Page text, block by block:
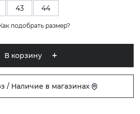
43 44
подобрать размер?
В корзину
/ Наличие в магазинах